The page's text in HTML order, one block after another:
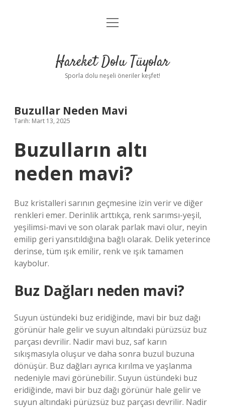
Anasayfa
Yasal Uyarı
menüyü
Hareket Dolu Tüyolar
Sporla dolu neşeli öneriler keşfet!
Buzullar Neden Mavi
Tarih: Mart 13, 2025
Buzulların altı
neden mavi?
Buz kristalleri sarının geçmesine izin verir ve diğer
renkleri emer. Derinlik arttıkça, renk sarımsı-yeşil,
yeşilimsi-mavi ve son olarak parlak mavi olur, neyin
emilip geri yansıtıldığına bağlı olarak. Delik yeterince
derinse, tüm ışık emilir, renk ve ışık tamamen
kaybolur.
Buz Dağları neden mavi?
Suyun üstündeki buz eridiğinde, mavi bir buz dağı
görünür hale gelir ve suyun altındaki pürüzsüz buz
parçası devrilir. Nadir mavi buz, saf karın
sıkışmasıyla oluşur ve daha sonra buzul buzuna
dönüşür. Buz dağları ayrıca kırılma ve yaşlanma
nedeniyle mavi görünebilir. Suyun üstündeki buz
eridiğinde, mavi bir buz dağı görünür hale gelir ve
suyun altındaki pürüzsüz buz parçası devrilir. Nadir